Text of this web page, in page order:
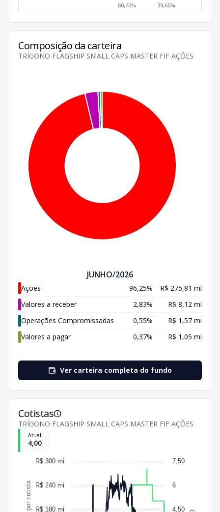
60,40% 39,60%
Composição da carteira
TRÍGONO FLAGSHIP SMALL CAPS MASTER FIF AÇÕES
JUNHO/2026
Ações 96,25%
R$ 275,81 mi
Valores a receber
2,83%
R$ 8,12 mi
Operações Compromissadas
0,55%
R$ 1,57 mi
Valores a pagar
0,37% R$ 1,05 mi
Ver carteira completa do fundo
Cotistas
TRÍGONO FLAGSHIP SMALL CAPS MASTER FIF AÇÕES
Atual
4,00
4,50
6
7,50
R$ 180 mi
R$ 240 mi
R$ 300 mi